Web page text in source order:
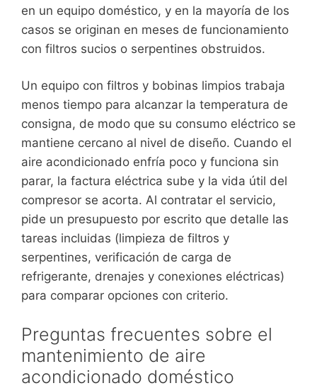
en un equipo doméstico, y en la mayoría de los
casos se originan en meses de funcionamiento
con filtros sucios o serpentines obstruidos.
Un equipo con filtros y bobinas limpios trabaja
menos tiempo para alcanzar la temperatura de
consigna, de modo que su consumo eléctrico se
mantiene cercano al nivel de diseño. Cuando el
aire acondicionado enfría poco y funciona sin
parar, la factura eléctrica sube y la vida útil del
compresor se acorta. Al contratar el servicio,
pide un presupuesto por escrito que detalle las
tareas incluidas (limpieza de filtros y
serpentines, verificación de carga de
refrigerante, drenajes y conexiones eléctricas)
para comparar opciones con criterio.
Preguntas frecuentes sobre el
mantenimiento de aire
acondicionado doméstico